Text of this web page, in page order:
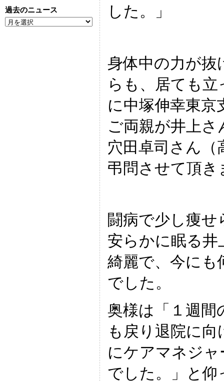
過去のニュース
した。」
身体中の力が抜
らも、居ても
に中塚伸幸東京
ご両親が井上
穴田卓司さん（
弔問させて頂き
闘病で少し痩
安らかに眠る
綺麗で、今に
でした。
奥様は「１週間
も戻り退院に
にケアマネジ
でした。」と